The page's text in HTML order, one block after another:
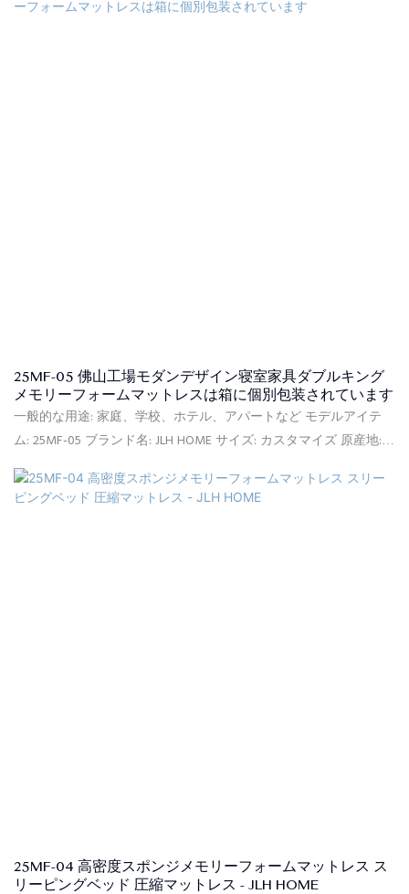
25MF-05 佛山工場モダンデザイン寝室家具ダブルキング
メモリーフォームマットレスは箱に個別包装されています
一般的な用途: 家庭、学校、ホテル、アパートなど モデルアイテ
ム: 25MF-05 ブランド名: JLH HOME サイズ: カスタマイズ 原産地:
中国 柔ら​​かさ: コンフォートミディアム 供給能力: 90000個/月 保
証: 10年間保証 最小注文: 20フィートコンテナ(約150個) 価格条件:
25MF-04 高密度スポンジメモリーフォームマットレス ス
リーピングベッド 圧縮マットレス - JLH HOME